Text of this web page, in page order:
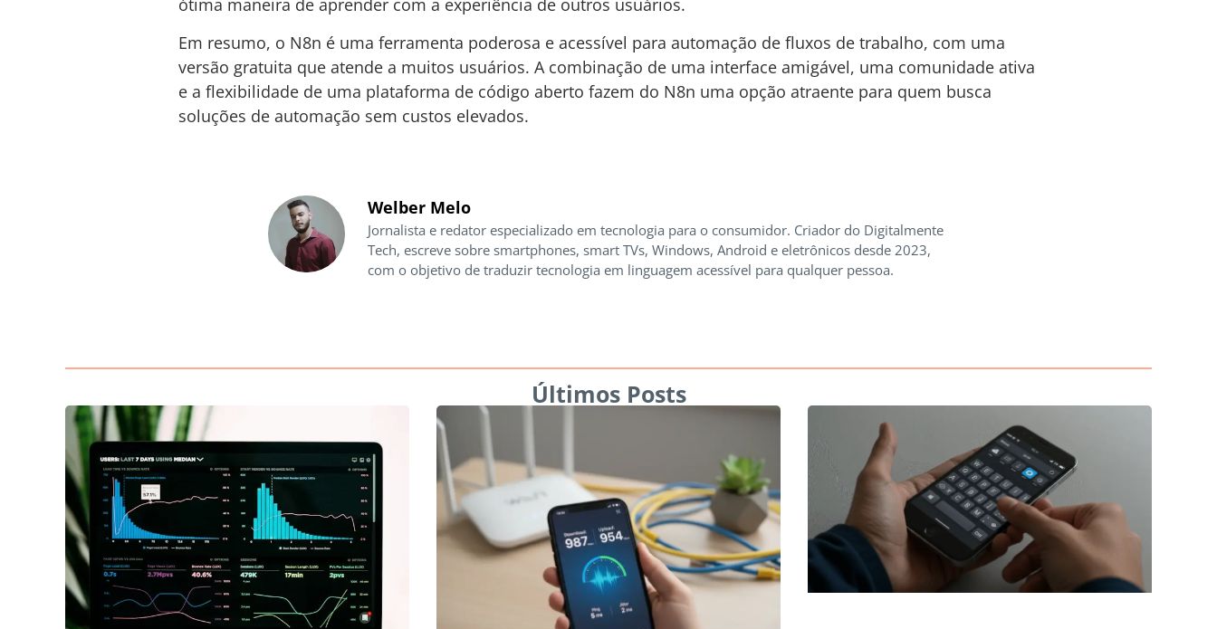
ótima maneira de aprender com a experiência de outros usuários.
Em resumo, o N8n é uma ferramenta poderosa e acessível para automação de fluxos de trabalho, com uma
versão gratuita que atende a muitos usuários. A combinação de uma interface amigável, uma comunidade ativa
e a flexibilidade de uma plataforma de código aberto fazem do N8n uma opção atraente para quem busca
soluções de automação sem custos elevados.
Welber Melo
Jornalista e redator especializado em tecnologia para o consumidor. Criador do Digitalmente
Tech, escreve sobre smartphones, smart TVs, Windows, Android e eletrônicos desde 2023,
com o objetivo de traduzir tecnologia em linguagem acessível para qualquer pessoa.
Últimos Posts